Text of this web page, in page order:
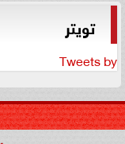
تويتر
Tweets by